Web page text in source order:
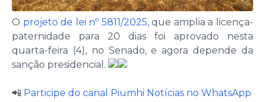
O projeto de lei nº 5811/2025, que amplia a licença-
paternidade para 20 dias foi aprovado nesta
quarta-feira (4), no Senado, e agora depende da
sanção presidencial.
📲 Participe do canal Piumhi Notícias no WhatsApp